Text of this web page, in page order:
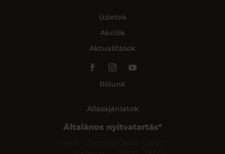
Üzletek
Akciók
Aktualitások
Rólunk
Állásajánlatok
Általános nyitvatartás*